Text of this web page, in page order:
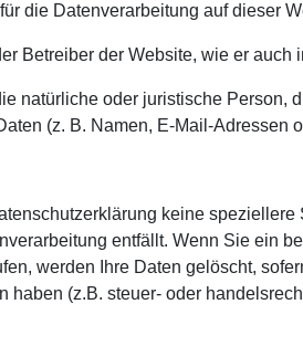
die Datenverarbeitung auf dieser
Betreiber der Website, wie er auch
natürliche oder juristische Person,
(z. B. Namen, E-Mail-Adressen
keine
entfällt. Wenn Sie ein
werden Ihre Daten gelöscht,
haben (z.B. steuer- oder